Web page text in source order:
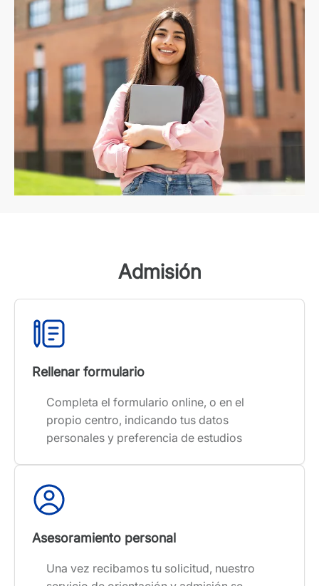
Admisión
Rellenar formulario
Completa el formulario online, o en el
propio centro, indicando tus datos
personales y preferencia de estudios
Asesoramiento personal
Una vez recibamos tu solicitud, nuestro